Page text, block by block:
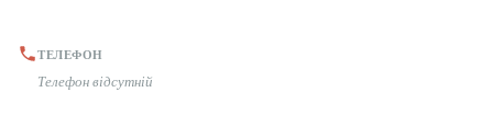
Публікації
ТЕЛЕФОН
Телефон відсутній